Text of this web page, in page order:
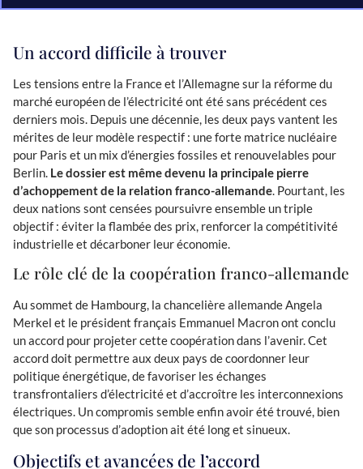
Un accord difficile à trouver
Les tensions entre la France et l’Allemagne sur la réforme du
marché européen de l’électricité ont été sans précédent ces
derniers mois. Depuis une décennie, les deux pays vantent les
mérites de leur modèle respectif : une forte matrice nucléaire
pour Paris et un mix d’énergies fossiles et renouvelables pour
Berlin. Le dossier est même devenu la principale pierre
d’achoppement de la relation franco-allemande. Pourtant, les
deux nations sont censées poursuivre ensemble un triple
objectif : éviter la flambée des prix, renforcer la compétitivité
industrielle et décarboner leur économie.
Le rôle clé de la coopération franco-allemande
Au sommet de Hambourg, la chancelière allemande Angela
Merkel et le président français Emmanuel Macron ont conclu
un accord pour projeter cette coopération dans l’avenir. Cet
accord doit permettre aux deux pays de coordonner leur
politique énergétique, de favoriser les échanges
transfrontaliers d’électricité et d’accroître les interconnexions
électriques. Un compromis semble enfin avoir été trouvé, bien
que son processus d’adoption ait été long et sinueux.
Objectifs et avancées de l’accord